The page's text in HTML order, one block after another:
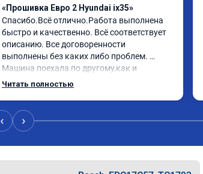
«Прошивка Евро 2 Hyundai ix35»
Спасибо.Всё отлично.Работа выполнена
быстро и качественно. Всё соответствует
описанию. Все договоренности
выполнены без каких либо проблем.
Машина поехала по другому,как и
обещали. Всё понравилось. Рекомендую
Читать полностью
‹ ›